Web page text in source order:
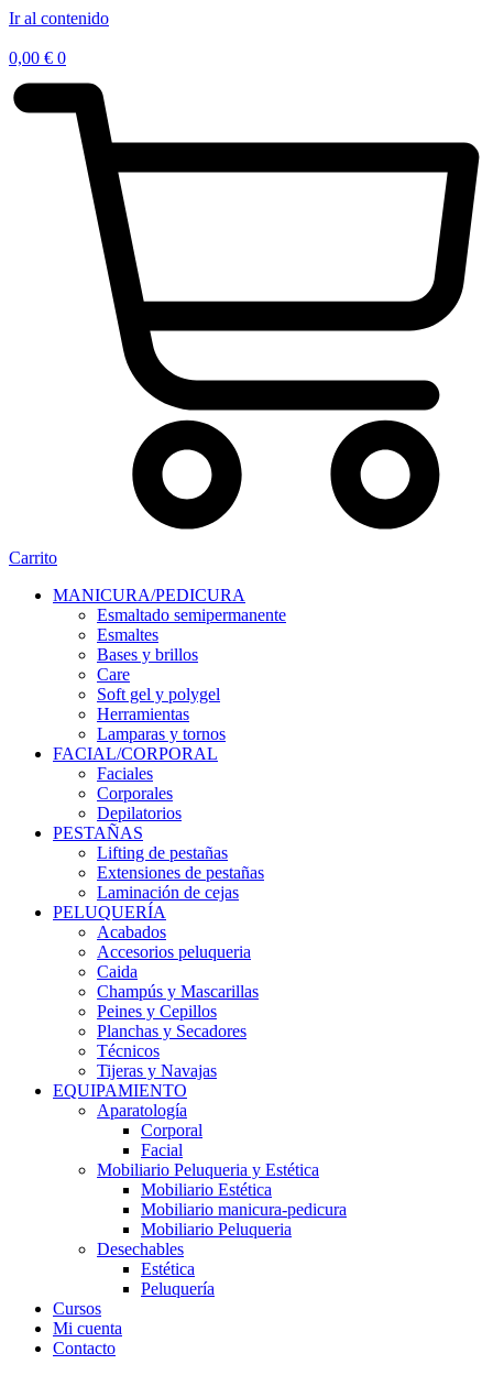
Ir al contenido
0,00 € 0
Carrito
MANICURA/PEDICURA
Esmaltado semipermanente
Esmaltes
Bases y brillos
Care
Soft gel y polygel
Herramientas
Lamparas y tornos
FACIAL/CORPORAL
Faciales
Corporales
Depilatorios
PESTAÑAS
Lifting de pestañas
Extensiones de pestañas
Laminación de cejas
PELUQUERÍA
Acabados
Accesorios peluqueria
Caida
Champús y Mascarillas
Peines y Cepillos
Planchas y Secadores
Técnicos
Tijeras y Navajas
EQUIPAMIENTO
Aparatología
Corporal
Facial
Mobiliario Peluqueria y Estética
Mobiliario Estética
Mobiliario manicura-pedicura
Mobiliario Peluqueria
Desechables
Estética
Peluquería
Cursos
Mi cuenta
Contacto